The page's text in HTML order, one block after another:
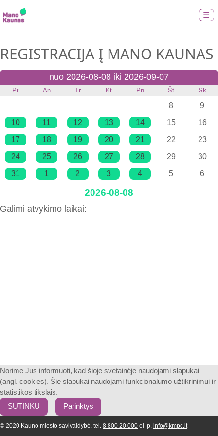
☰
REGISTRACIJA Į MANO KAUNAS
nuo 2026-08-08 iki 2026-09-07
Pr An Tr Kt Pn Št Sk
8 9
10 11 12 13 14 15 16
17 18 19 20 21 22 23
24 25 26 27 28 29 30
31 1 2 3 4 5 6
2026-08-08
Galimi atvykimo laikai:
Norime Jus informuoti, kad šioje svetainėje naudojami slapukai
(angl. cookies). Šie slapukai naudojami funkcionalumo užtikrinimui ir
statistikos tikslais.
SUTINKU
Parinktys
© 2020 Kauno miesto savivaldybė. tel. 8 800 20 000 el. p. info@kmpc.lt